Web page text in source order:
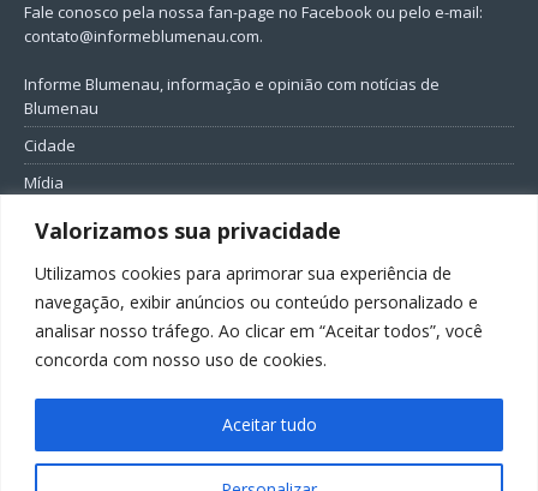
Valorizamos sua privacidade
Utilizamos cookies para aprimorar sua experiência de
navegação, exibir anúncios ou conteúdo personalizado e
analisar nosso tráfego. Ao clicar em “Aceitar todos”, você
concorda com nosso uso de cookies.
Aceitar tudo
Fale conosco pela nossa fan-page no Facebook ou pelo e-mail:
contato@informeblumenau.com.
Informe Blumenau, informação e opinião com notícias de
Blumenau
Cidade
Mídia
Entretenimento
Política
FIQUE CONECTADO